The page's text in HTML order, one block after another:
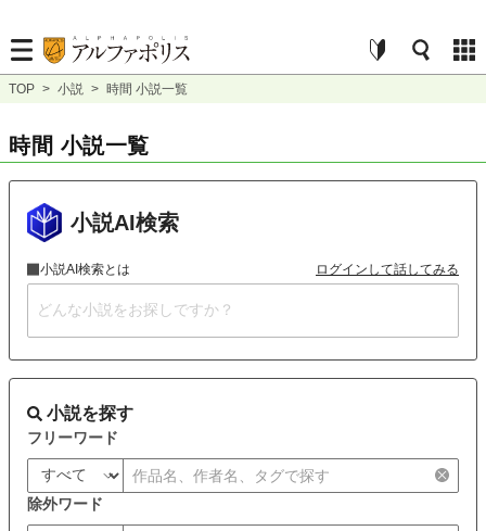
TOP > 小説 > 時間 小説一覧
時間 小説一覧
小説AI検索
小説AI検索とは ログインして話してみる
小説を探す
フリーワード
除外ワード